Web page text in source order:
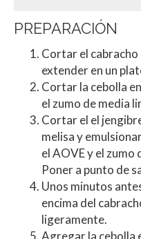
PREPARACIÓN
Cortar el cabracho
extender en un
Cortar la cebolla
el zumo de media
Cortar el el
melisa y
el AOVE y el zumo
Poner a punto de
Unos minutos
encima del
ligeramente.
Agregar la cebolla